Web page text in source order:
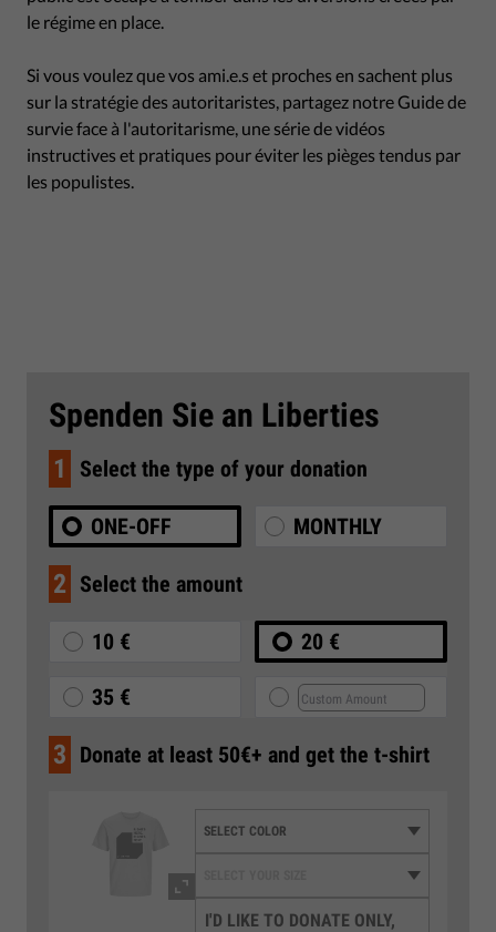
le régime en place.
Si vous voulez que vos ami.e.s et proches en sachent plus
sur la stratégie des autoritaristes, partagez notre Guide de
survie face à l'autoritarisme, une série de vidéos
instructives et pratiques pour éviter les pièges tendus par
les populistes.
Spenden Sie an Liberties
1 Select the type of your donation
ONE-OFF MONTHLY
2 Select the amount
10 € 20 €
35 €
3 Donate at least 50€+ and get the t-shirt
I'D LIKE TO DONATE ONLY,